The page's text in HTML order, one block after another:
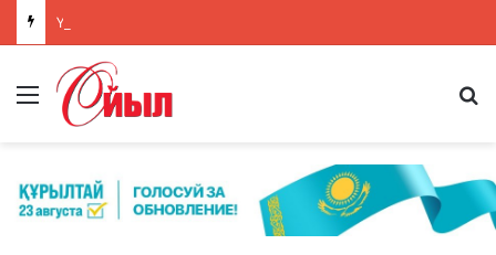
ҮЕҰ үшін сыйлықақы беру конкурсы туралы ақпарат
Menu